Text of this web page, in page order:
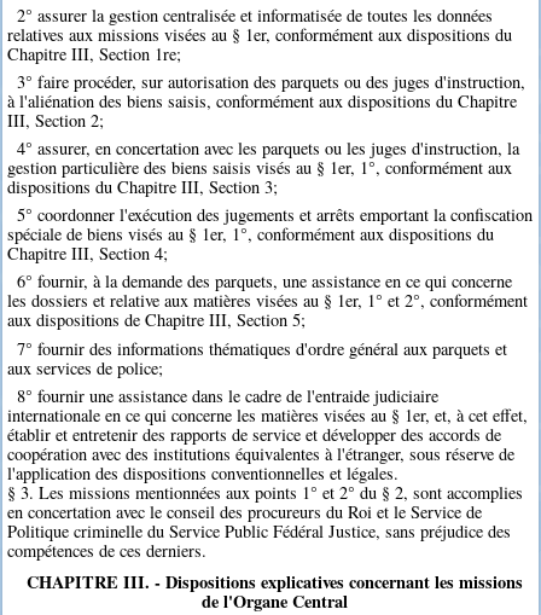
2° assurer la gestion centralisée et informatisée de toutes les données
relatives aux missions visées au § 1er, conformément aux dispositions du
Chapitre III, Section 1re;
3° faire procéder, sur autorisation des parquets ou des juges d'instruction,
à l'aliénation des biens saisis, conformément aux dispositions du Chapitre
III, Section 2;
4° assurer, en concertation avec les parquets ou les juges d'instruction, la
gestion particulière des biens saisis visés au § 1er, 1°, conformément aux
dispositions du Chapitre III, Section 3;
5° coordonner l'exécution des jugements et arrêts emportant la confiscation
spéciale de biens visés au § 1er, 1°, conformément aux dispositions du
Chapitre III, Section 4;
6° fournir, à la demande des parquets, une assistance en ce qui concerne
les dossiers et relative aux matières visées au § 1er, 1° et 2°, conformément
aux dispositions de Chapitre III, Section 5;
7° fournir des informations thématiques d'ordre général aux parquets et
aux services de police;
8° fournir une assistance dans le cadre de l'entraide judiciaire
internationale en ce qui concerne les matières visées au § 1er, et, à cet effet,
établir et entretenir des rapports de service et développer des accords de
coopération avec des institutions équivalentes à l'étranger, sous réserve de
l'application des dispositions conventionnelles et légales.
§ 3. Les missions mentionnées aux points 1° et 2° du § 2, sont accomplies
en concertation avec le conseil des procureurs du Roi et le Service de
Politique criminelle du Service Public Fédéral Justice, sans préjudice des
compétences de ces derniers.
CHAPITRE III. - Dispositions explicatives concernant les missions
de l'Organe Central